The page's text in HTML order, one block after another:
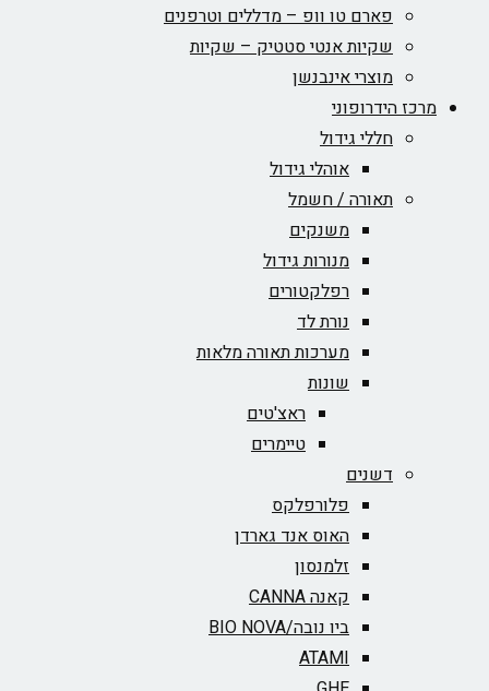
פארם טו וופ – מדללים וטרפנים
שקיות אנטי סטטיק – שקיות
מוצרי אינבנשן
מרכז הידרופוני
חללי גידול
אוהלי גידול
תאורה / חשמל
משנקים
מנורות גידול
רפלקטורים
נורת לד
מערכות תאורה מלאות
שונות
ראצ'טים
טיימרים
דשנים
פלורפלקס
האוס אנד גארדן
זלמנסון
קאנה CANNA
ביו נובה/BIO NOVA‏
ATAMI